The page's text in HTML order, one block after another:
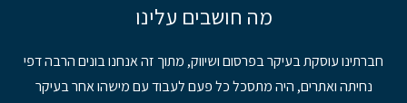
מה חושבים עלינו
חברתינו עוסקת בעיקר בפרסום ושיווק, מתוך זה אנחנו בונים הרבה דפי
נחיתה ואתרים, היה מתסכל כל פעם לעבוד עם מישהו אחר בעיקר